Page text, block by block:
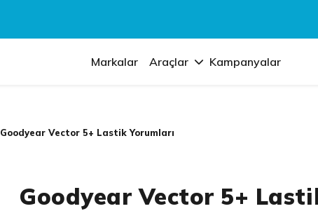
Markalar Araçlar Kampanyalar
Goodyear Vector 5+ Lastik Yorumları
Goodyear Vector 5+